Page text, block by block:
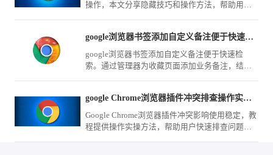
操作，本文分享隐藏技巧和操作方法，帮助用户
google浏览器书签添加自定义备注便于快速检索怎么弄
google浏览器书签添加自定义备注便于快速检
索。通过管理器为收藏页面添加业务备注，结合
google Chrome浏览器插件冲突排查操作实操方法
Google Chrome浏览器插件冲突影响使用稳定，教
程提供操作实操方法，帮助用户快速排查问题，